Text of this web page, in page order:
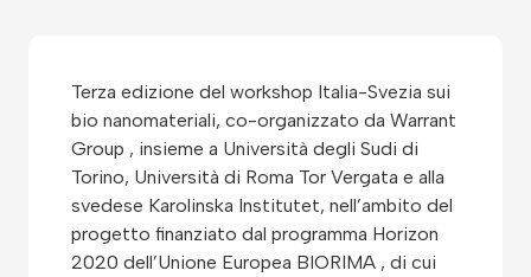
Terza edizione del workshop Italia-Svezia sui
bio nanomateriali, co-organizzato da Warrant
Group , insieme a Università degli Sudi di
Torino, Università di Roma Tor Vergata e alla
svedese Karolinska Institutet, nell’ambito del
progetto finanziato dal programma Horizon
2020 dell’Unione Europea BIORIMA , di cui